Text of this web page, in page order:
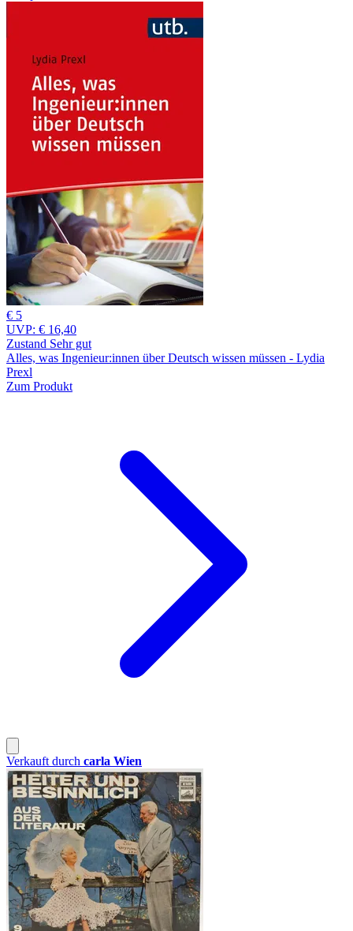
€ 5
UVP: € 16,40
Zustand Sehr gut
Alles, was Ingenieur:innen über Deutsch wissen müssen - Lydia
Prexl
Zum Produkt
Verkauft durch carla Wien